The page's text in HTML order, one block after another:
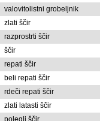
valovitolistni grobeljnik
zlati ščir
razprostrti ščir
ščir
repati ščir
beli repati ščir
rdeči repati ščir
zlati latasti ščir
polegli ščir